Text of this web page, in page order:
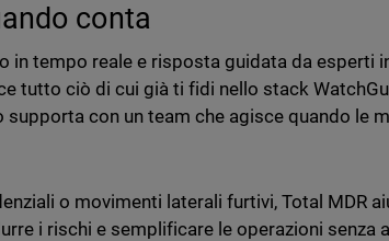
conta
in tempo reale e risposta guidata da esperti
tutto ciò di cui già ti fidi nello stack
con un team che agisce quando le
o movimenti laterali furtivi, Total MDR
i rischi e semplificare le operazioni senza